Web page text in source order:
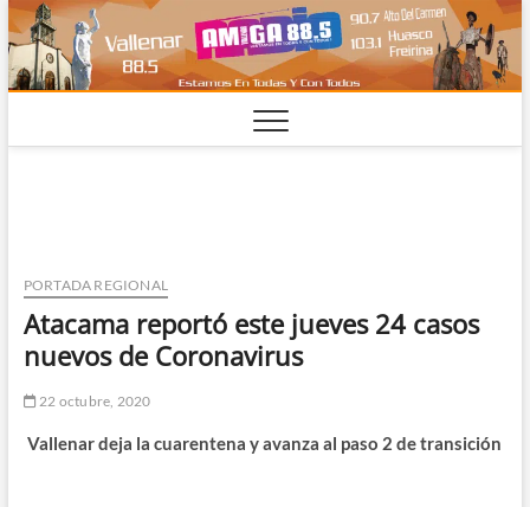
Saltar
al
contenido
PORTADA REGIONAL
Atacama reportó este jueves 24 casos
nuevos de Coronavirus
22 octubre, 2020
Vallenar deja la cuarentena y avanza al paso 2 de transición